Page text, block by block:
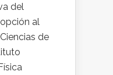
del
al
de